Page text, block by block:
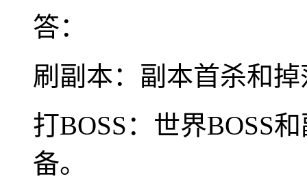
答：
刷副本：副本首杀和
打BOSS：世界BOSS
备。